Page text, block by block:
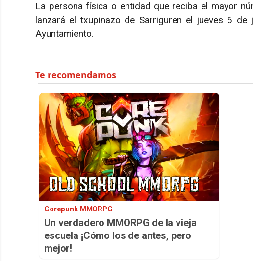
La persona física o entidad que reciba el mayor
lanzará el txupinazo de Sarriguren el jueves 6
Ayuntamiento.
Corepunk MMORPG
Un verdadero MMORPG de la vieja
escuela ¡Cómo los de antes, pero
mejor!